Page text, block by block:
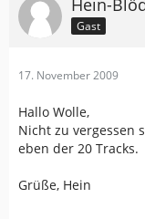
Hein-
Gast
17. November 2009
Hallo Wolle,
Nicht zu vergessen
eben der 20 Tracks.
Grüße, Hein